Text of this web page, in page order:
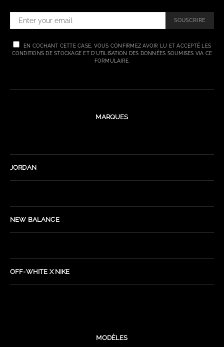
SOUSCRIRE
EN COCHANT CETTE CASE, VOUS CONFIRMEZ AVOIR LU ET ACCEPTÉ LES
CONDITIONS DE STOCKAGE ET D'UTILISATION DES DONNÉES SOUMISES VIA CE
FORMULAIRE.
MARQUES
JORDAN
NEW BALANCE
OFF-WHITE X NIKE
MODÈLES